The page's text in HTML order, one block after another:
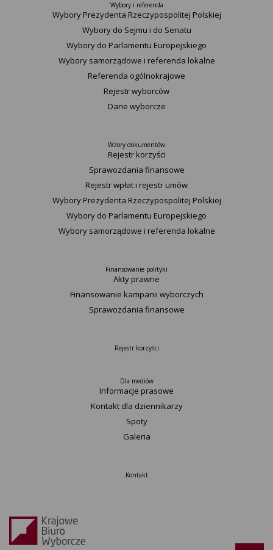
Wybory i referenda
Wybory Prezydenta Rzeczypospolitej Polskiej
Wybory do Sejmu i do Senatu
Wybory do Parlamentu Europejskiego
Wybory samorządowe i referenda lokalne
Referenda ogólnokrajowe
Rejestr wyborców
Dane wyborcze
Wzory dokumentów
Rejestr korzyści
Sprawozdania finansowe
Rejestr wpłat i rejestr umów
Wybory Prezydenta Rzeczypospolitej Polskiej
Wybory do Parlamentu Europejskiego
Wybory samorządowe i referenda lokalne
Finansowanie polityki
Akty prawne
Finansowanie kampanii wyborczych
Sprawozdania finansowe
Rejestr korzyści
Dla mediów
Informacje prasowe
Kontakt dla dziennikarzy
Spoty
Galeria
Kontakt